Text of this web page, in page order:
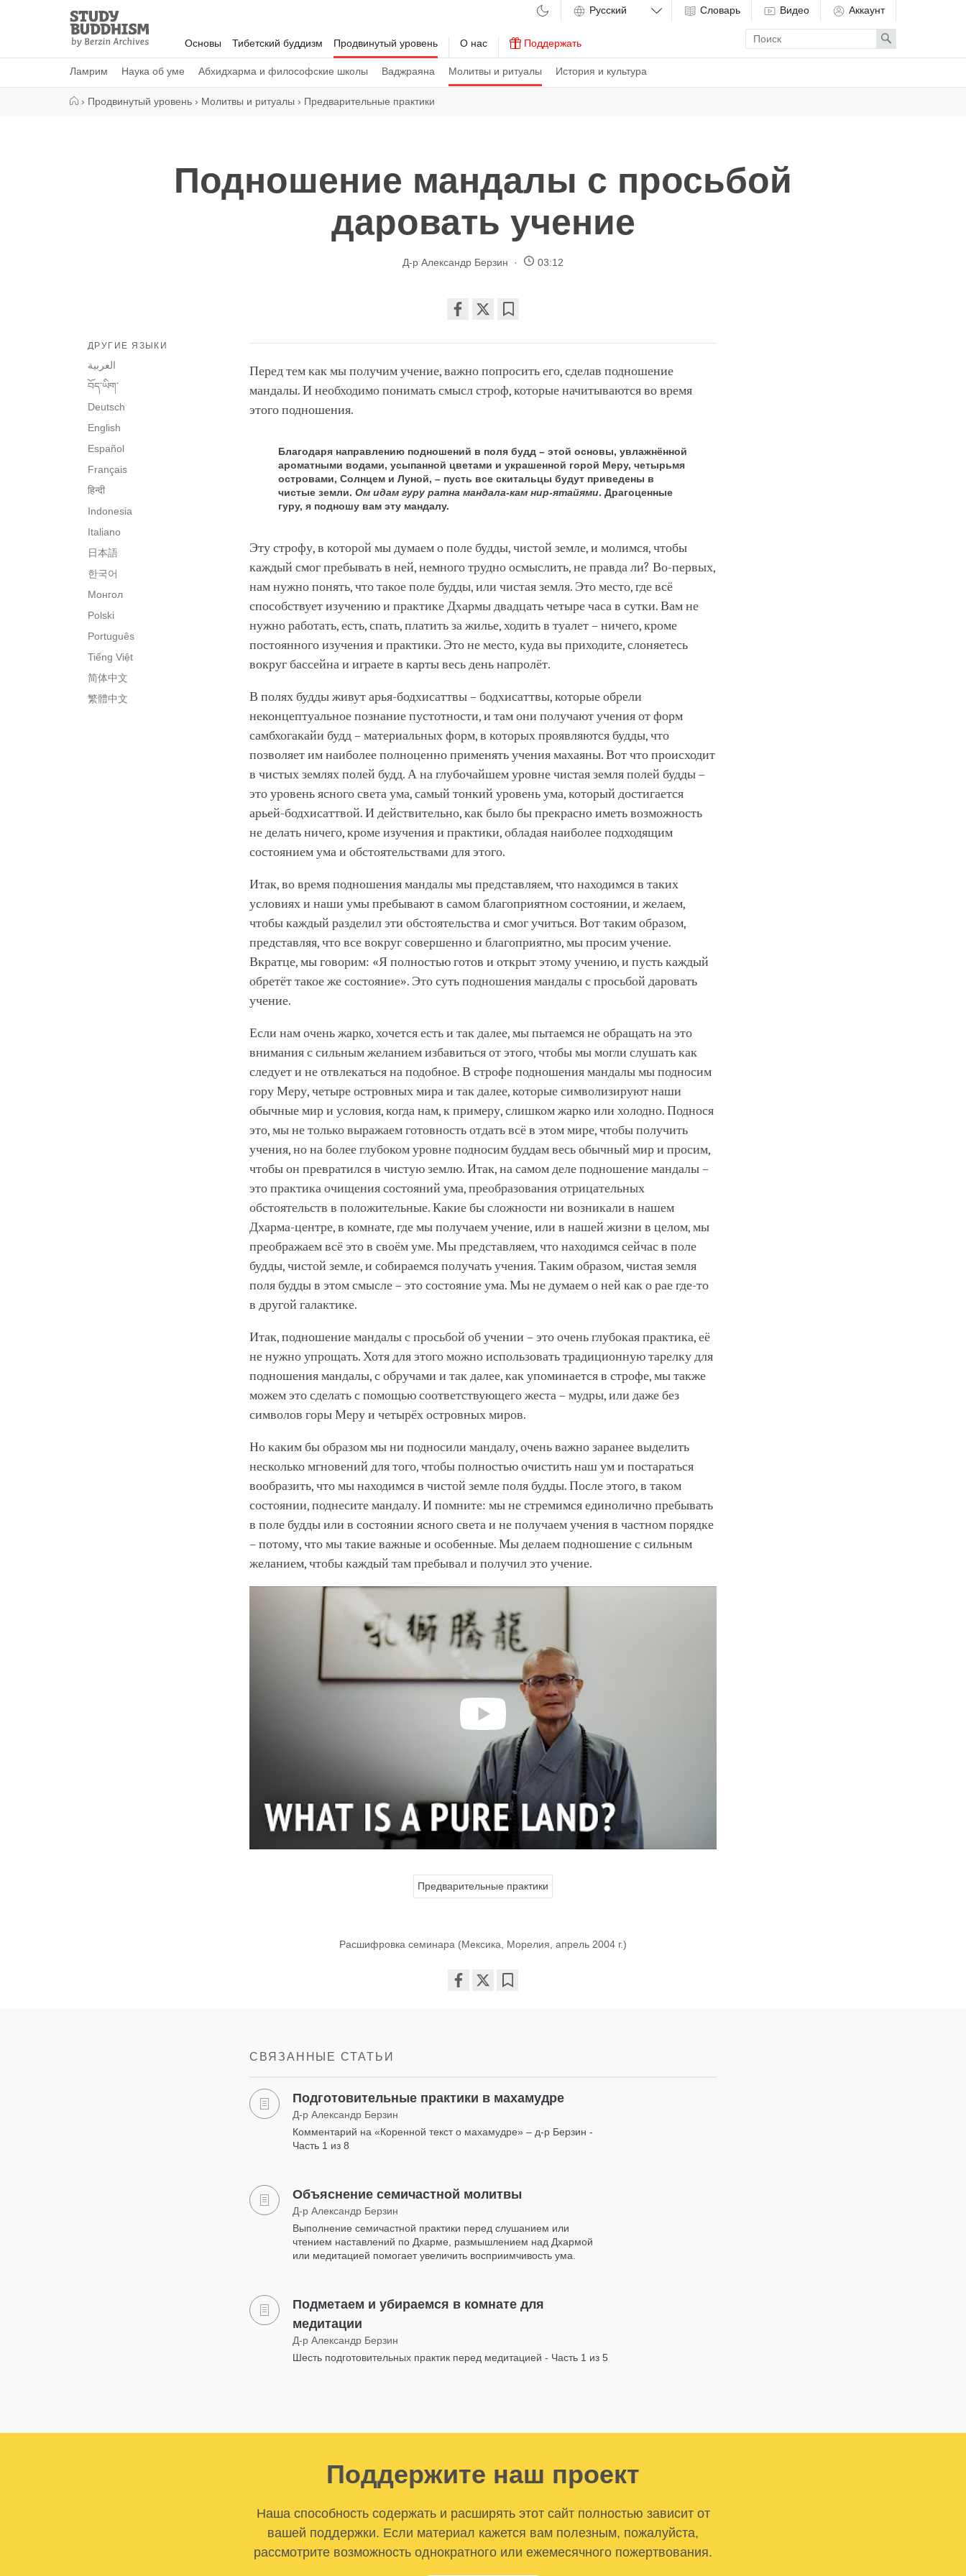
Study
Buddhism
Home
Основы Тибетский буддизм Продвинутый уровень
Ламрим Наука об уме Абхидхарма и философские школы Ваджраяна Молитвы и ритуалы История и культура
О нас Поддержать
Словарь Видео Аккаунт
Enter
search
term
Search
› Продвинутый уровень › Молитвы и ритуалы › Предварительные практики
Подношение мандалы с просьбой
даровать учение
Д-р Александр Берзин 03:12
on
facebook
ДРУГИЕ ЯЗЫКИ
العربية
བོད་ཡིག་
Deutsch
English
Español
Français
हिन्दी
Indonesia
Italiano
日本語
한국어
Монгол
Polski
Português
Tiếng Việt
简体中文
繁體中文
Перед тем как мы получим учение, важно попросить его, сделав подношение
мандалы. И необходимо понимать смысл строф, которые начитываются во время
этого подношения.
Благодаря направлению подношений в поля будд – этой основы, увлажнённой
ароматными водами, усыпанной цветами и украшенной горой Меру, четырьмя
островами, Солнцем и Луной, – пусть все скитальцы будут приведены в
чистые земли. Ом идам гуру ратна мандала-кам нир-ятайями. Драгоценные
гуру, я подношу вам эту мандалу.
Эту строфу, в которой мы думаем о поле будды, чистой земле, и молимся, чтобы
каждый смог пребывать в ней, немного трудно осмыслить, не правда ли? Во-первых,
нам нужно понять, что такое поле будды, или чистая земля. Это место, где всё
способствует изучению и практике Дхармы двадцать четыре часа в сутки. Вам не
нужно работать, есть, спать, платить за жилье, ходить в туалет – ничего, кроме
постоянного изучения и практики. Это не место, куда вы приходите, слоняетесь
вокруг бассейна и играете в карты весь день напролёт.
В полях будды живут арья-бодхисаттвы – бодхисаттвы, которые обрели
неконцептуальное познание пустотности, и там они получают учения от форм
самбхогакайи будд – материальных форм, в которых проявляются будды, что
позволяет им наиболее полноценно применять учения махаяны. Вот что происходит
в чистых землях полей будд. А на глубочайшем уровне чистая земля полей будды –
это уровень ясного света ума, самый тонкий уровень ума, который достигается
арьей-бодхисаттвой. И действительно, как было бы прекрасно иметь возможность
не делать ничего, кроме изучения и практики, обладая наиболее подходящим
состоянием ума и обстоятельствами для этого.
Итак, во время подношения мандалы мы представляем, что находимся в таких
условиях и наши умы пребывают в самом благоприятном состоянии, и желаем,
чтобы каждый разделил эти обстоятельства и смог учиться. Вот таким образом,
представляя, что все вокруг совершенно и благоприятно, мы просим учение.
Вкратце, мы говорим: «Я полностью готов и открыт этому учению, и пусть каждый
обретёт такое же состояние». Это суть подношения мандалы с просьбой даровать
учение.
Если нам очень жарко, хочется есть и так далее, мы пытаемся не обращать на это
внимания с сильным желанием избавиться от этого, чтобы мы могли слушать как
следует и не отвлекаться на подобное. В строфе подношения мандалы мы подносим
гору Меру, четыре островных мира и так далее, которые символизируют наши
обычные мир и условия, когда нам, к примеру, слишком жарко или холодно. Поднося
это, мы не только выражаем готовность отдать всё в этом мире, чтобы получить
учения, но на более глубоком уровне подносим буддам весь обычный мир и просим,
чтобы он превратился в чистую землю. Итак, на самом деле подношение мандалы –
это практика очищения состояний ума, преобразования отрицательных
обстоятельств в положительные. Какие бы сложности ни возникали в нашем
Дхарма-центре, в комнате, где мы получаем учение, или в нашей жизни в целом, мы
преображаем всё это в своём уме. Мы представляем, что находимся сейчас в поле
будды, чистой земле, и собираемся получать учения. Таким образом, чистая земля
поля будды в этом смысле – это состояние ума. Мы не думаем о ней как о рае где-то
в другой галактике.
Итак, подношение мандалы с просьбой об учении – это очень глубокая практика, её
не нужно упрощать. Хотя для этого можно использовать традиционную тарелку для
подношения мандалы, с обручами и так далее, как упоминается в строфе, мы также
можем это сделать с помощью соответствующего жеста – мудры, или даже без
символов горы Меру и четырёх островных миров.
Но каким бы образом мы ни подносили мандалу, очень важно заранее выделить
несколько мгновений для того, чтобы полностью очистить наш ум и постараться
вообразить, что мы находимся в чистой земле поля будды. После этого, в таком
состоянии, поднесите мандалу. И помните: мы не стремимся единолично пребывать
в поле будды или в состоянии ясного света и не получаем учения в частном порядке
– потому, что мы такие важные и особенные. Мы делаем подношение с сильным
желанием, чтобы каждый там пребывал и получил это учение.
Предварительные практики
Расшифровка семинара (Мексика, Морелия, апрель 2004 г.)
СВЯЗАННЫЕ СТАТЬИ
Подготовительные практики в махамудре
Д-р Александр Берзин
Комментарий на «Коренной текст о махамудре» – д-р Берзин -
Часть 1 из 8
Объяснение семичастной молитвы
Д-р Александр Берзин
Выполнение семичастной практики перед слушанием или
чтением наставлений по Дхарме, размышлением над Дхармой
или медитацией помогает увеличить восприимчивость ума.
Подметаем и убираемся в комнате для
медитации
Д-р Александр Берзин
Шесть подготовительных практик перед медитацией - Часть 1 из 5
Поддержите наш проект
Наша способность содержать и расширять этот сайт полностью зависит от
вашей поддержки. Если материал кажется вам полезным, пожалуйста,
рассмотрите возможность однократного или ежемесячного пожертвования.